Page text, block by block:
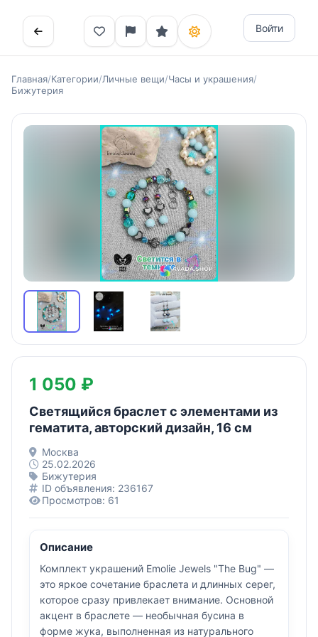
Войти
Главная/Категории/Личные вещи/Часы и украшения/
Бижутерия
1 050 ₽
Светящийся браслет с элементами из
гематита, авторский дизайн, 16 см
Москва
25.02.2026
Бижутерия
ID объявления: 236167
Просмотров: 61
Описание
Комплект украшений Emolie Jewels "The Bug" —
это яркое сочетание браслета и длинных серег,
которое сразу привлекает внимание. Основной
акцент в браслете — необычная бусина в
форме жука, выполненная из натурального